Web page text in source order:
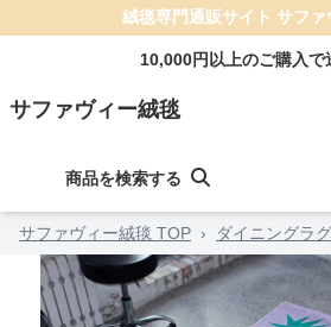
絨毯専門通販サイト サファ
10,000円以上のご購入で
サファヴィー絨毯
商品を検索する
サファヴィー絨毯 TOP › ダイニングラ